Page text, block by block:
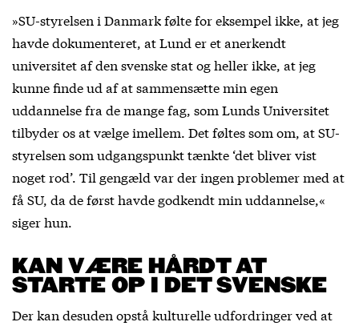
»SU-styrelsen i Danmark følte for eksempel ikke, at jeg
havde dokumenteret, at Lund er et anerkendt
universitet af den svenske stat og heller ikke, at jeg
kunne finde ud af at sammensætte min egen
uddannelse fra de mange fag, som Lunds Universitet
tilbyder os at vælge imellem. Det føltes som om, at SU-
styrelsen som udgangspunkt tænkte ‘det bliver vist
noget rod’. Til gengæld var der ingen problemer med at
få SU, da de først havde godkendt min uddannelse,«
siger hun.
KAN VÆRE HÅRDT AT
STARTE OP I DET SVENSKE
Der kan desuden opstå kulturelle udfordringer ved at